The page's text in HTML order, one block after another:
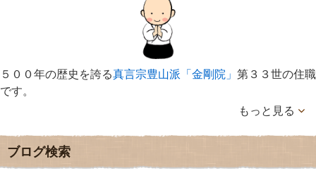
５００年の歴史を誇る真言宗豊山派「金剛院」 第３３世の住職
です。
もっと見る
ブログ検索